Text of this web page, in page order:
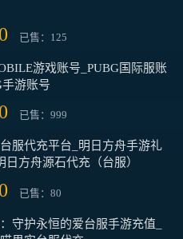
已售：125
游戏账号_PUBG国际服账
手游账号
已售：999
服代充平台_明日方舟手游礼
日方舟源石代充（台服）
已售：80
守护永恒的爱台服手游充值_